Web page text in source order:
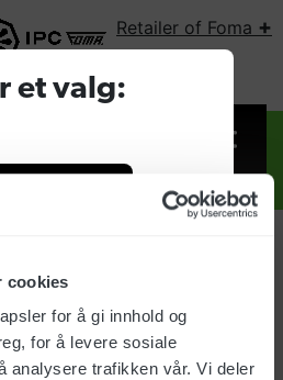
cookies
for å gi innhold og
for å levere sosiale
analysere trafikken vår. Vi deler
et valg:
Retailer of Foma +
Sign in